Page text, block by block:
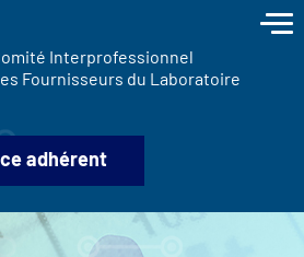
Interprofessionnel
Fournisseurs du Laboratoire
adhérent